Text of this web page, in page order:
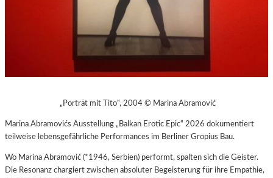
„Porträt mit Tito“, 2004 © Marina Abramović
Marina Abramovićs Ausstellung „Balkan Erotic Epic“ 2026 dokumentiert
teilweise lebensgefährliche Performances im Berliner Gropius Bau.
Wo Marina Abramović (*1946, Serbien) performt, spalten sich die Geister.
Die Resonanz chargiert zwischen absoluter Begeisterung für ihre Empathie,